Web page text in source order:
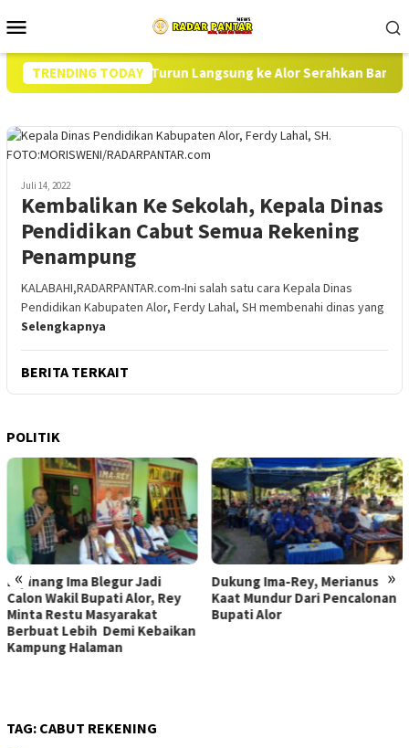
ke
Mobile
TRENDING TODAY
Dirut BULOG Turun Langsung ke Alor Serahkan Bantuan
Juli 14, 2022
Kembalikan Ke Sekolah, Kepala Dinas
Pendidikan Cabut Semua Rekening
Penampung
KALABAHI,RADARPANTAR.com-Ini salah satu cara Kepala Dinas
Pendidikan Kabupaten Alor, Ferdy Lahal, SH membenahi dinas yang
Selengkapnya
BERITA TERKAIT
POLITIK
« »
Dukung Ima-Rey, Merianus
Kaat Mundur Dari Pencalonan
Bupati Alor
MK Hapus Ambang Batas
Parlemen 4 Persen, Berlaku
Mulai 2029
TAG: CABUT REKENING